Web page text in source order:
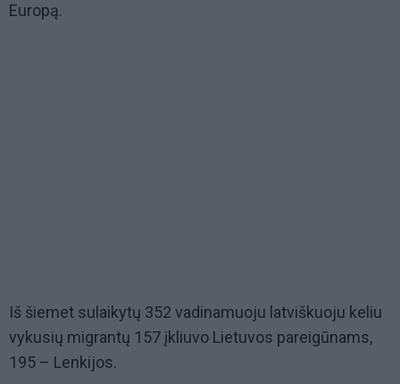
Europą.
Iš šiemet sulaikytų 352 vadinamuoju latviškuoju keliu
vykusių migrantų 157 įkliuvo Lietuvos pareigūnams,
195 – Lenkijos.